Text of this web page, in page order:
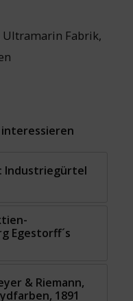
Ultramarin Fabrik,
interessieren
Industriegürtel
Egestorff´s
& Riemann,
1891